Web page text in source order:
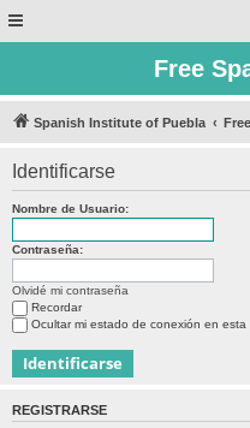
Free
Spanish Institute of Puebla
Identificarse
Nombre de Usuario:
Contraseña:
Olvidé mi contraseña
Recordar
Ocultar mi estado de conexión en esta
REGISTRARSE